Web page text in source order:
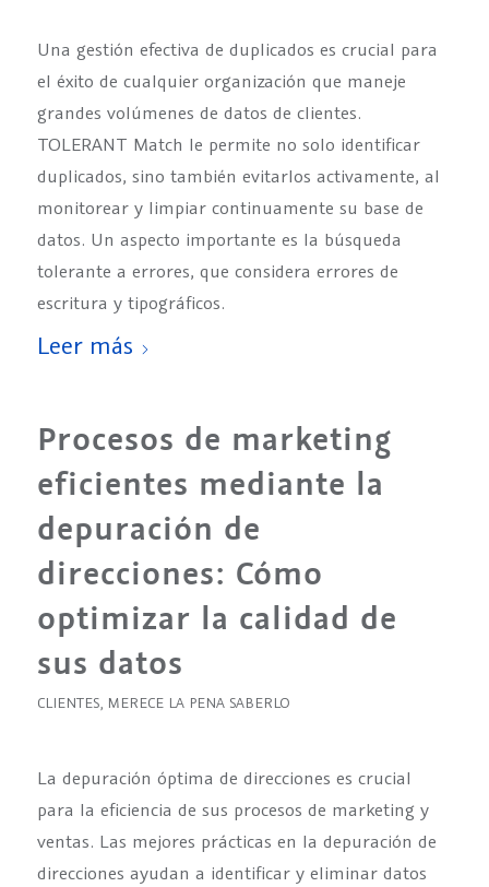
Una gestión efectiva de duplicados es crucial para
el éxito de cualquier organización que maneje
grandes volúmenes de datos de clientes.
TOLERANT Match le permite no solo identificar
duplicados, sino también evitarlos activamente, al
monitorear y limpiar continuamente su base de
datos. Un aspecto importante es la búsqueda
tolerante a errores, que considera errores de
escritura y tipográficos.
Leer más
Procesos de marketing
eficientes mediante la
depuración de
direcciones: Cómo
optimizar la calidad de
sus datos
CLIENTES, MERECE LA PENA SABERLO
La depuración óptima de direcciones es crucial
para la eficiencia de sus procesos de marketing y
ventas. Las mejores prácticas en la depuración de
direcciones ayudan a identificar y eliminar datos